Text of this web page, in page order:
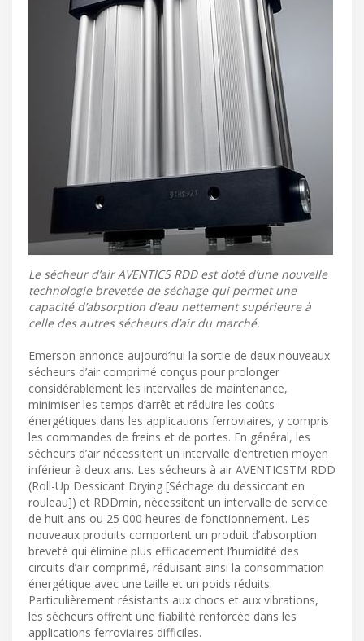
Le sécheur d’air AVENTICS RDD est doté d’une nouvelle
technologie brevetée de séchage qui permet une
capacité d’absorption d’eau nettement supérieure à
celle des autres sécheurs d’air du marché.
Emerson annonce aujourd’hui la sortie de deux nouveaux
sécheurs d’air comprimé conçus pour prolonger
considérablement les intervalles de maintenance,
minimiser les temps d’arrêt et réduire les coûts
énergétiques dans les applications ferroviaires, y compris
les commandes de freins et de portes. En général, les
sécheurs d’air nécessitent un intervalle d’entretien moyen
inférieur à deux ans. Les sécheurs à air AVENTICSTM RDD
(Roll-Up Dessicant Drying [Séchage du dessiccant en
rouleau]) et RDDmin, nécessitent un intervalle de service
de huit ans ou 25 000 heures de fonctionnement. Les
nouveaux produits comportent un produit d’absorption
breveté qui élimine plus efficacement l’humidité des
circuits d’air comprimé, réduisant ainsi la consommation
énergétique avec une taille et un poids réduits.
Particulièrement résistants aux chocs et aux vibrations,
les sécheurs offrent une fiabilité renforcée dans les
applications ferroviaires difficiles.